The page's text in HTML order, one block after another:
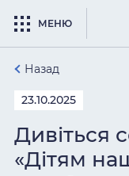
МЕНЮ
Назад
23.10.2025
Дивіться
«Дітям